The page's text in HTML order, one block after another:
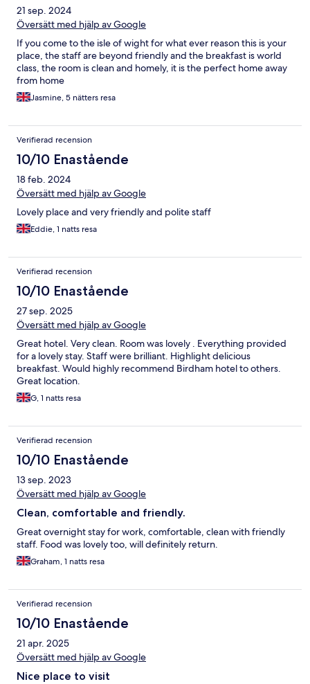
21 sep. 2024
Översätt med hjälp av Google
If you come to the isle of wight for what ever reason this is your
place, the staff are beyond friendly and the breakfast is world
class, the room is clean and homely, it is the perfect home away
from home
Jasmine, 5 nätters resa
Verifierad recension
10/10 Enastående
18 feb. 2024
Översätt med hjälp av Google
Lovely place and very friendly and polite staff
Eddie, 1 natts resa
Verifierad recension
10/10 Enastående
27 sep. 2025
Översätt med hjälp av Google
Great hotel. Very clean. Room was lovely . Everything provided
for a lovely stay. Staff were brilliant. Highlight delicious
breakfast. Would highly recommend Birdham hotel to others.
Great location.
G, 1 natts resa
Verifierad recension
10/10 Enastående
13 sep. 2023
Översätt med hjälp av Google
Clean, comfortable and friendly.
Great overnight stay for work, comfortable, clean with friendly
staff. Food was lovely too, will definitely return.
Graham, 1 natts resa
Verifierad recension
10/10 Enastående
21 apr. 2025
Översätt med hjälp av Google
Nice place to visit